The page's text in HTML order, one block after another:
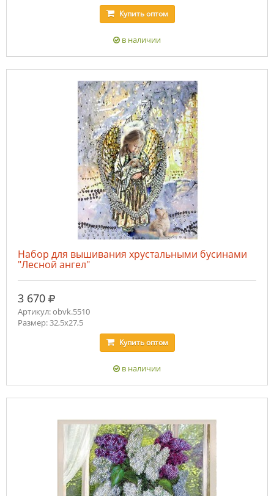
Купитьоптом
в наличии
Набор для вышивания хрустальными бусинами
"Лесной ангел"
3 670 руб.
Артикул: obvk.5510
Размер: 32,5х27,5
Купитьоптом
в наличии